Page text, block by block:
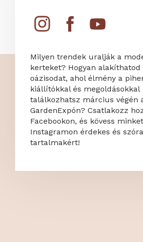
Milyen trendek uralják a
kerteket? Hogyan alakíthatod
oázisodat, ahol élmény a
kiállítókkal és megoldásokkal
találkozhatsz március végén
GardenExpón? Csatlakozz
Facebookon, és kövess minket
Instagramon érdekes és
tartalmakért!